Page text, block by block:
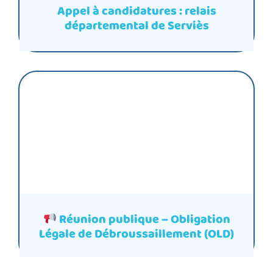
Appel à candidatures : relais
départemental de Serviès
Réunion publique – Obligation
Légale de Débroussaillement (OLD)